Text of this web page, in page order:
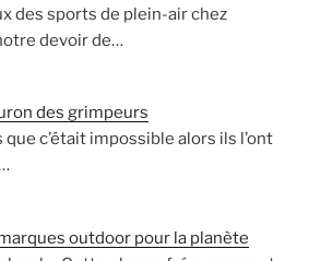
des sports de plein-air chez
devoir de…
des grimpeurs
que c’était impossible alors ils l’ont
outdoor pour la planète